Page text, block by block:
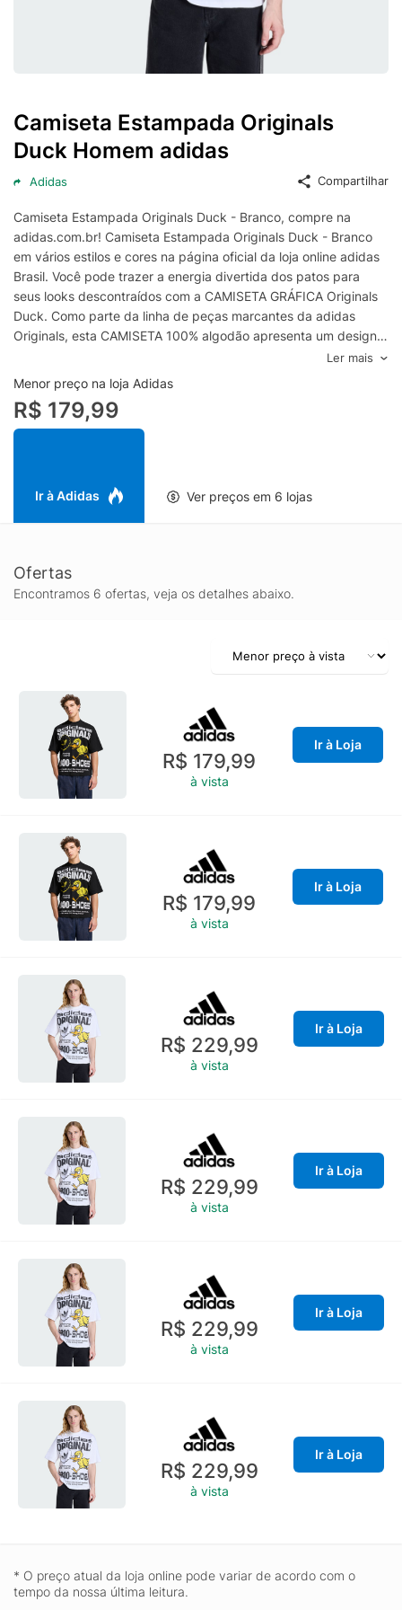
Camiseta Estampada Originals
Duck Homem adidas
Adidas Compartilhar
Camiseta Estampada Originals Duck - Branco, compre na
adidas.com.br! Camiseta Estampada Originals Duck - Branco
em vários estilos e cores na página oficial da loja online adidas
Brasil. Você pode trazer a energia divertida dos patos para
seus looks descontraídos com a CAMISETA GRÁFICA Originals
Duck. Como parte da linha de peças marcantes da adidas
Originals, esta CAMISETA 100% algodão apresenta um design
divertido de pato para um visual que se destaca. Feita com
uma estrutura de CAMISETA de malha simples, esta CAMISETA
de modelagem folgada de toque suave e é respirável, o que a
torna uma opção confortável para o uso diário. Seja para
combinar com jeans e tênis ou shorts e chinelos, esta
Originals com uma CAMISETA desenvolvida para proporcionar
Ler mais
Menor preço na loja Adidas
R$ 179,99
Ir à Adidas Ver preços em 6 lojas
Ofertas
Encontramos 6 ofertas, veja os detalhes abaixo.
R$ 179,99
à vista
Ir à Loja
R$ 179,99
à vista
Ir à Loja
R$ 229,99
à vista
Ir à Loja
R$ 229,99
à vista
Ir à Loja
R$ 229,99
à vista
Ir à Loja
R$ 229,99
à vista
Ir à Loja
* O preço atual da loja online pode variar de acordo com o
tempo da nossa última leitura.